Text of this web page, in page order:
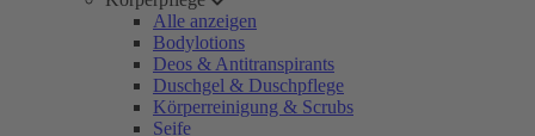
Alle anzeigen
Bodylotions
Deos & Antitranspirants
Duschgel & Duschpflege
Körperreinigung & Scrubs
Seife